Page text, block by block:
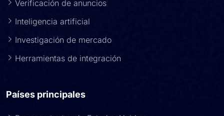
Verificación de anuncios
Inteligencia artificial
Investigación de mercado
Herramientas de integración
Países principales